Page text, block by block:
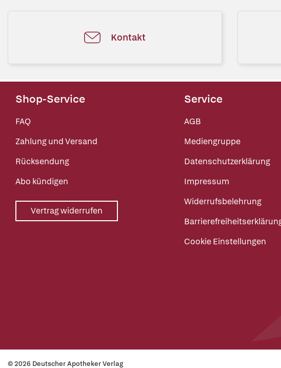
Kontakt
Shop-Service
FAQ
Zahlung und Versand
Rücksendung
Abo kündigen
Vertrag widerrufen
Service
AGB
Mediengruppe
Datenschutzerklärung
Impressum
Widerrufsbelehrung
Cookie Einstellungen
© 2026 Deutscher Apotheker Verlag